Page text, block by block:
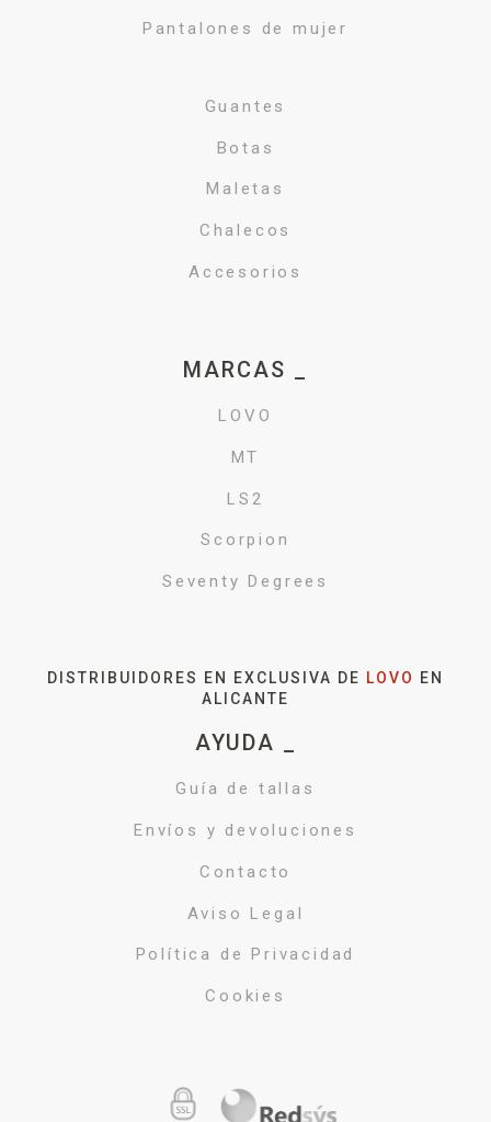
Pantalones de mujer
Guantes
Botas
Maletas
Chalecos
Accesorios
MARCAS _
LOVO
MT
LS2
Scorpion
Seventy Degrees
DISTRIBUIDORES EN EXCLUSIVA DE LOVO
EN
ALICANTE
AYUDA _
Guía de tallas
Envíos y devoluciones
Contacto
Aviso Legal
Política de Privacidad
Cookies